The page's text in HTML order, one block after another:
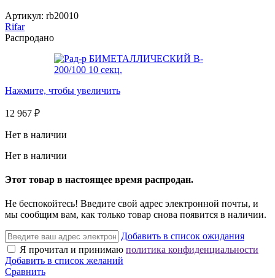
Артикул: rb20010
Rifar
Распродано
Нажмите, чтобы увеличить
12 967 ₽
Нет в наличии
Нет в наличии
Этот товар в настоящее время распродан.
Не беспокойтесь! Введите свой адрес электронной почты, и
мы сообщим вам, как только товар снова появится в наличии.
Добавить в список ожидания
Я прочитал и принимаю политика конфиденциальности
Добавить в список желаний
Сравнить